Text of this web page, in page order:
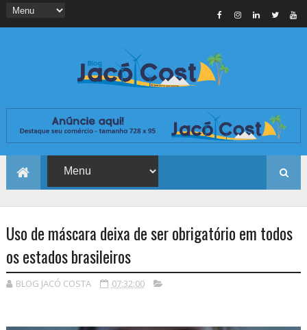
Uso de máscara deixa de ser obrigatório em todos
os estados brasileiros
BLOG JACÓ COSTA 07:32:00